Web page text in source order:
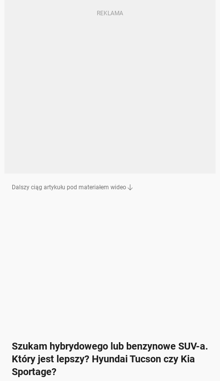
Dalszy ciąg artykułu pod materiałem wideo
Szukam hybrydowego lub benzynowe SUV-a.
Który jest lepszy? Hyundai Tucson czy Kia
Sportage?